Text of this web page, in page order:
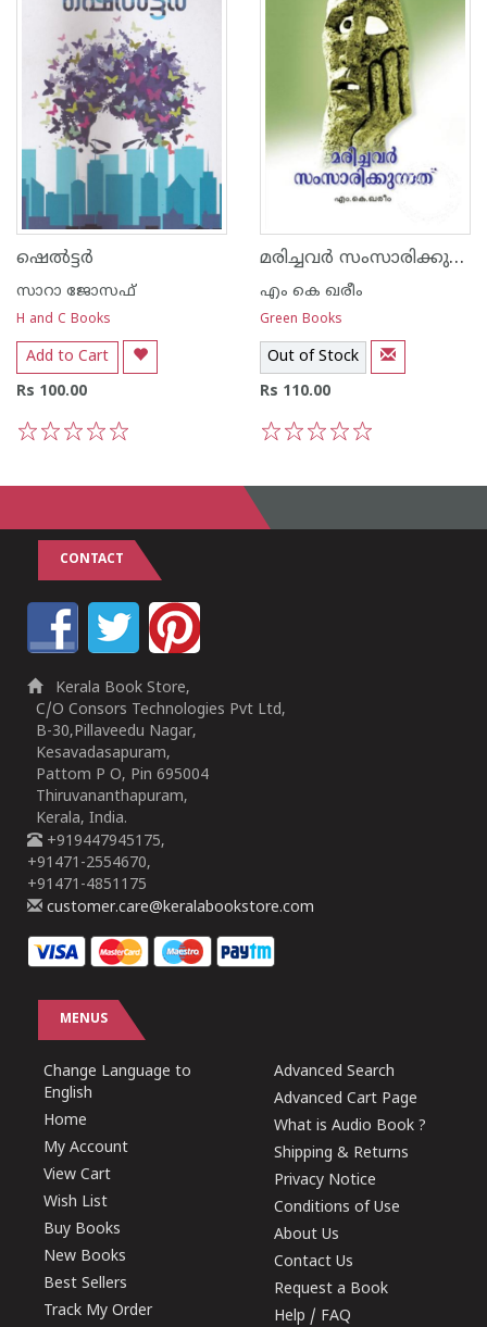
ഷെല്‍ട്ടര്‍
സാറാ ജോസഫ്
H and C Books
Add to Cart
Rs 100.00
മരിച്ചവര്‍ സംസാരിക്കുന്നത്
എം കെ ഖരീം
Green Books
Out of Stock
Rs 110.00
CONTACT
Kerala Book Store,
C/O Consors Technologies Pvt Ltd,
B-30,Pillaveedu Nagar,
Kesavadasapuram,
Pattom P O, Pin 695004
Thiruvananthapuram,
Kerala, India.
+919447945175,
+91471-2554670,
+91471-4851175
customer.care@keralabookstore.com
MENUS
Change Language to
English
Home
My Account
View Cart
Wish List
Buy Books
New Books
Best Sellers
Track My Order
Advanced Search
Advanced Cart Page
What is Audio Book ?
Shipping & Returns
Privacy Notice
Conditions of Use
About Us
Contact Us
Request a Book
Help / FAQ